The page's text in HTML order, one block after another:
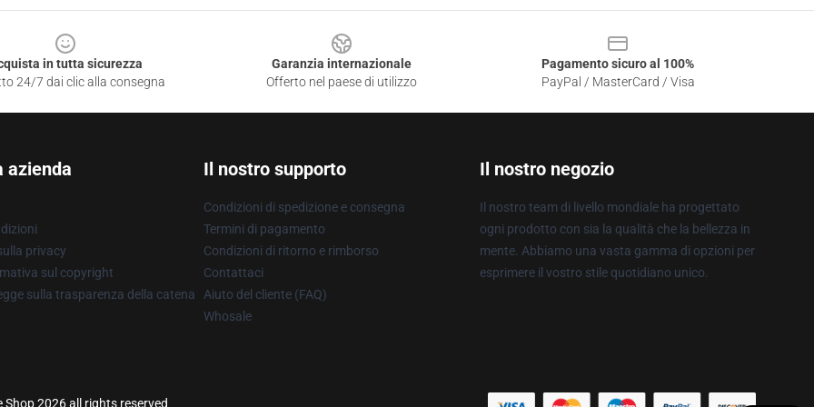
in tutta sicurezza
24/7 dai clic alla consegna
Garanzia internazionale
Offerto nel paese di utilizzo
Pagamento sicuro al 100%
PayPal / MasterCard / Visa
azienda
privacy
sul copyright
sulla trasparenza della catena
Il nostro supporto
Condizioni di spedizione e consegna
Termini di pagamento
Condizioni di ritorno e rimborso
Contattaci
Aiuto del cliente (FAQ)
Whosale
Il nostro negozio
Il nostro team di livello mondiale ha progettato
ogni prodotto con sia la qualità che la bellezza in
mente. Abbiamo una vasta gamma di opzioni per
esprimere il vostro stile quotidiano unico.
2026 all rights reserved